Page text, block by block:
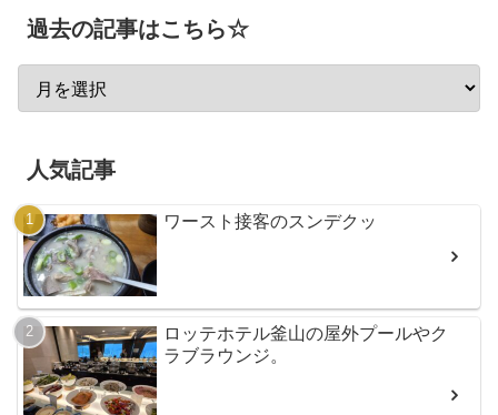
過去の記事はこちら☆
人気記事
ワースト接客のスンデクッ
ロッテホテル釜山の屋外プールやク
ラブラウンジ。